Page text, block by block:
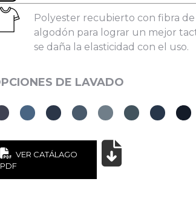
Polyester recubierto con fibra de
algodón para lograr un mejor
se daña la elasticidad con el uso.
VER CATÁLAGO
PDF